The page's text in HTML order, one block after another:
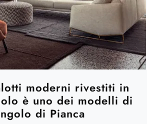
moderni rivestiti in
è uno dei modelli di
di Pianca